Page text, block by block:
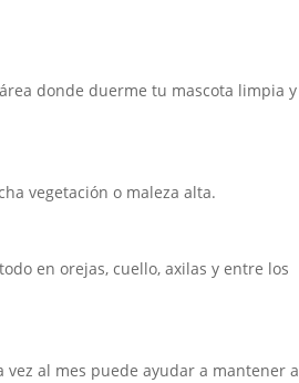
donde duerme tu mascota limpia y
vegetación o maleza alta.
en orejas, cuello, axilas y entre los
vez al mes puede ayudar a mantener a